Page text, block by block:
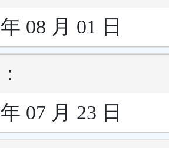
08 月 01 日
07 月 23 日